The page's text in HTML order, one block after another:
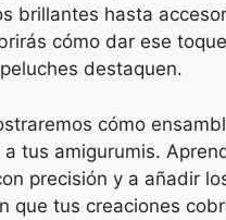
brillantes hasta
cómo dar ese
destaquen.
cómo
tus amigurumis.
precisión y a añadir
que tus creaciones